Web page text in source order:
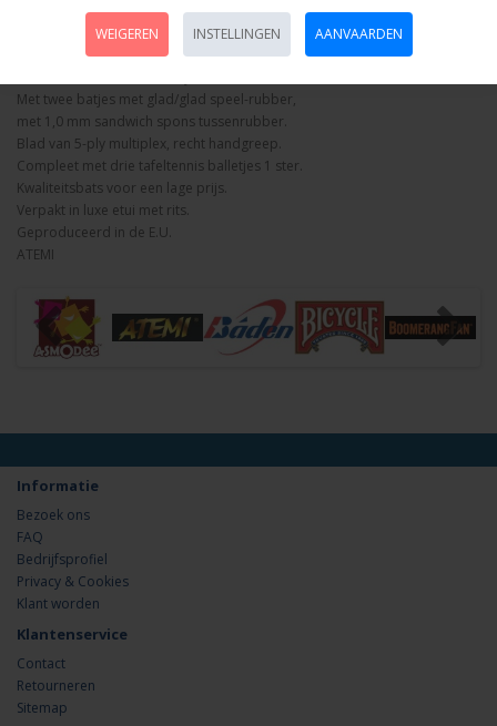
Omschrijving Foto hoge resolutie Details
Met twee batjes met glad/glad speel-rubber,
met 1,0 mm sandwich spons tussenrubber.
Blad van 5-ply multiplex, recht handgreep.
Compleet met drie tafeltennis balletjes 1 ster.
Kwaliteitsbats voor een lage prijs.
Verpakt in luxe etui met rits.
Geproduceerd in de E.U.
ATEMI
Informatie
Bezoek ons
FAQ
Bedrijfsprofiel
Privacy & Cookies
Klant worden
Klantenservice
Contact
Retourneren
Sitemap
WEIGEREN INSTELLINGEN AANVAARDEN